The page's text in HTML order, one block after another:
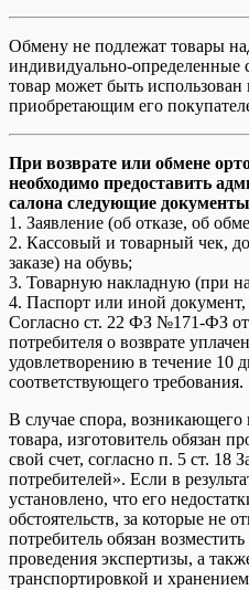
Обмену не подлежат товары
индивидуально-определенные
товар может быть
приобретающим его
При возврате или обмене
необходимо предоставить
салона следующие
1. Заявление (об отказе, об
2. Кассовый и товарный чек,
заказе) на обувь;
3. Товарную накладную (при
4. Паспорт или иной
Согласно ст. 22 ФЗ №171-ФЗ от
потребителя о возврате
удовлетворению в течение 10
соответствующего требования.
В случае спора, возникающего
товара, изготовитель обязан
свой счет, согласно п. 5 ст. 18
потребителей». Если в
установлено, что его
обстоятельств, за которые не
потребитель обязан
проведения экспертизы, а
транспортировкой и